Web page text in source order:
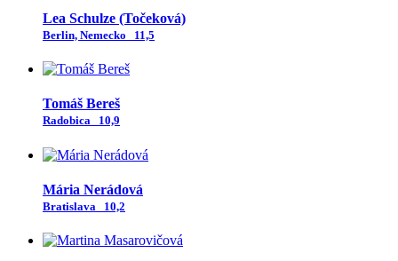
Lea Schulze (Točeková)
Berlin, Nemecko 11,5
Tomáš Bereš
Radobica 10,9
Mária Nerádová
Bratislava 10,2